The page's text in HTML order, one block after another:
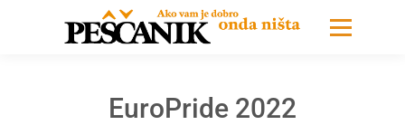
EuroPride 2022